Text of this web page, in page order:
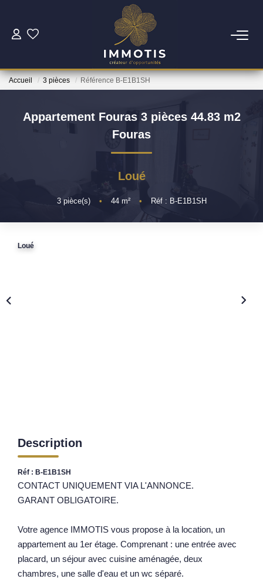
ESTIMER
Nos Biens
Nos Services
AGENCES
Notre Équipe
Parrainage
Accueil 3 pièces Référence B-E1B1SH
Appartement Fouras 3 pièces 44.83 m2
Fouras
Loué
3pièce(s) • 44m² • Réf : B-E1B1SH
Loué
Description
Réf : B-E1B1SH
CONTACT UNIQUEMENT VIA L'ANNONCE.
GARANT OBLIGATOIRE.
Votre agence IMMOTIS vous propose à la location, un
appartement au 1er étage. Comprenant : une entrée avec
placard, un séjour avec cuisine aménagée, deux
chambres, une salle d'eau et un wc séparé.